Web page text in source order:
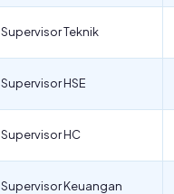
Supervisor Teknik
Supervisor HSE
Supervisor HC
Supervisor Keuangan